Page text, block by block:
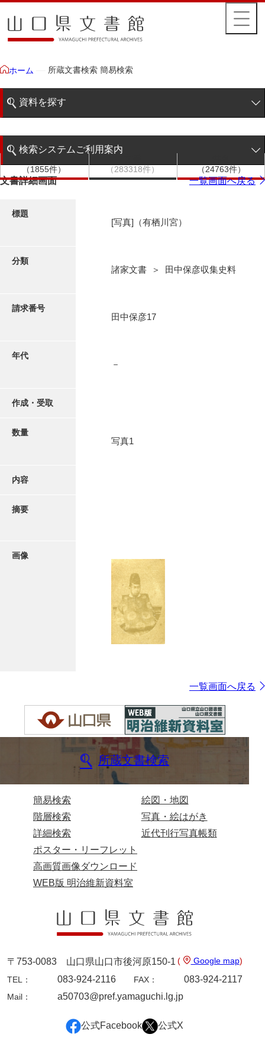
ホーム 所蔵文書検索 簡易検索
資料を探す
階層検索
写真・絵はがき
近代刊行写真帳類
検索システムご利用案内
検索システムの利用について
（1855件）
（283318件）
（24763件）
文書詳細画面 一覧画面へ戻る
標題
[写真]（有栖川宮）
分類
諸家文書 ＞ 田中保彦収集史料
請求番号
田中保彦17
年代
－
作成・受取
数量
写真1
内容
摘要
画像
一覧画面へ戻る
所蔵文書検索
簡易検索
階層検索
詳細検索
絵図・地図
写真・絵はがき
近代刊行写真帳類
ポスター・リーフレット
高画質画像ダウンロード
WEB版 明治維新資料室
〒753-0083 山口県山口市後河原150-1 ( Google map)
TEL：
083-924-2116 FAX： 083-924-2117
Mail： a50703@pref.yamaguchi.lg.jp
公式Facebook 公式X